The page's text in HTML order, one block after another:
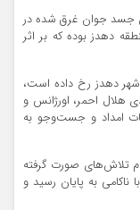
جسد جوان غرق شده در
دهدز بوده که بر اثر
شهر دهدز رخ‌ داده است،
هلال احمر، اورژانس و
امداد و جست‌و‌جو به‌
تلاش‌های صورت گرفته
به پایان رسید و